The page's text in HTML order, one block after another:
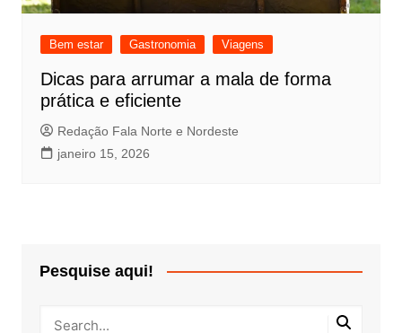
Bem estar Gastronomia Viagens
Dicas para arrumar a mala de forma
prática e eficiente
Redação Fala Norte e Nordeste
janeiro 15, 2026
Pesquise aqui!